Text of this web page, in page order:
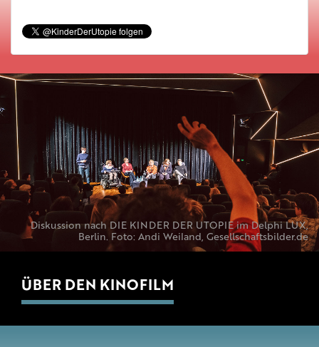
Diskussion nach DIE KINDER DER UTOPIE im Delphi LUX,
Berlin. Foto: Andi Weiland, Gesellschaftsbilder.de
ÜBER DEN KINOFILM